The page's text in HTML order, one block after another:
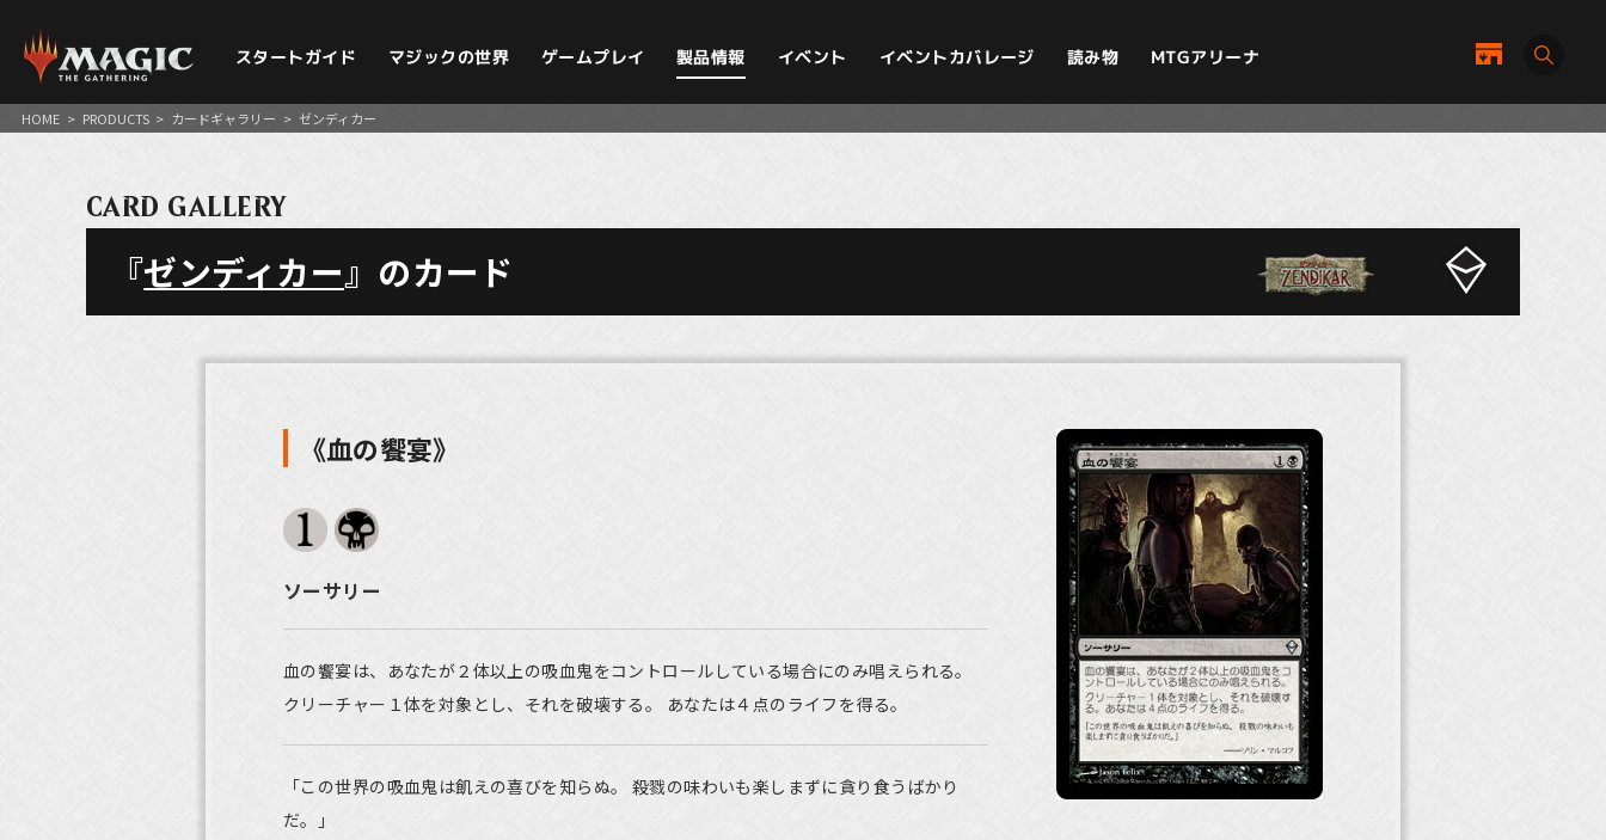
スタートガイド マジックの世界 ゲームプレイ 製品情報 イベント イベントカバレージ 読み物 MTGアリーナ
HOME > PRODUCTS > カードギャラリー > ゼンディカー
CARD GALLERY
『ゼンディカー』のカード
《血の饗宴》
ソーサリー
血の饗宴は、あなたが２体以上の吸血鬼をコントロールしている場合にのみ唱えられる。
クリーチャー１体を対象とし、それを破壊する。 あなたは４点のライフを得る。
「この世界の吸血鬼は飢えの喜びを知らぬ。 殺戮の味わいも楽しまずに貪り食うばかり
だ。」